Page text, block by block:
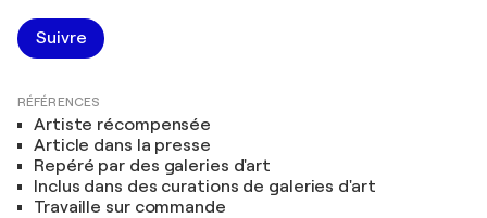
Suivre
RÉFÉRENCES
Artiste récompensée
Article dans la presse
Repéré par des galeries d'art
Inclus dans des curations de galeries d'art
Travaille sur commande